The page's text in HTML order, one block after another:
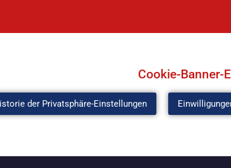
Cookie-Banner-
der Privatsphäre-Einstellungen